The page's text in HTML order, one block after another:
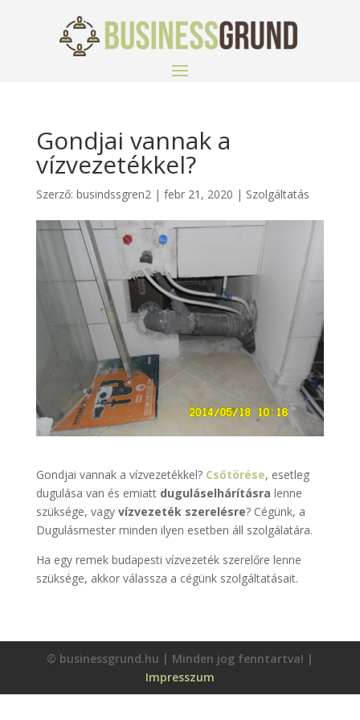
Gondjai vannak a
vízvezetékkel?
Szerző: busindssgren2| febr 21, 2020 | Szolgáltatás
Gondjai vannak a vízvezetékkel? Csőtörése, esetleg
dugulása van és emiatt duguláselhárításra lenne
szüksége, vagy vízvezeték szerelésre? Cégünk, a
Dugulásmester minden ilyen esetben áll szolgálatára.
Ha egy remek budapesti vízvezeték szerelőre lenne
szüksége, akkor válassza a cégünk szolgáltatásait.
© businessgrund.hu | Minden jog fenntartva! |
Impresszum